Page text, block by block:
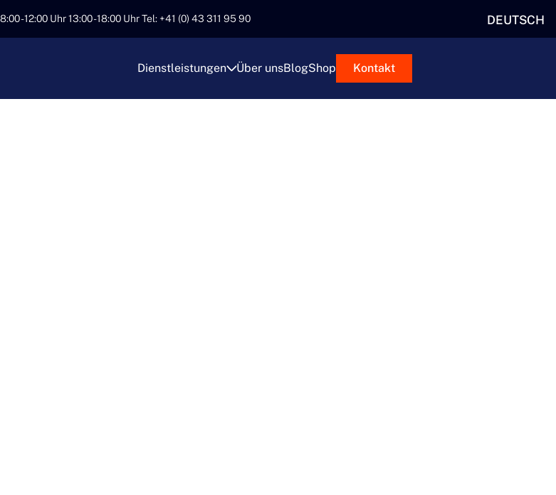
- 12:00 Uhr 13:00 - 18:00 Uhr Tel: +41 (0) 43 311 95 90
Dienstleistungen Über unsBlogShop
DEUTSCH
Kontakt